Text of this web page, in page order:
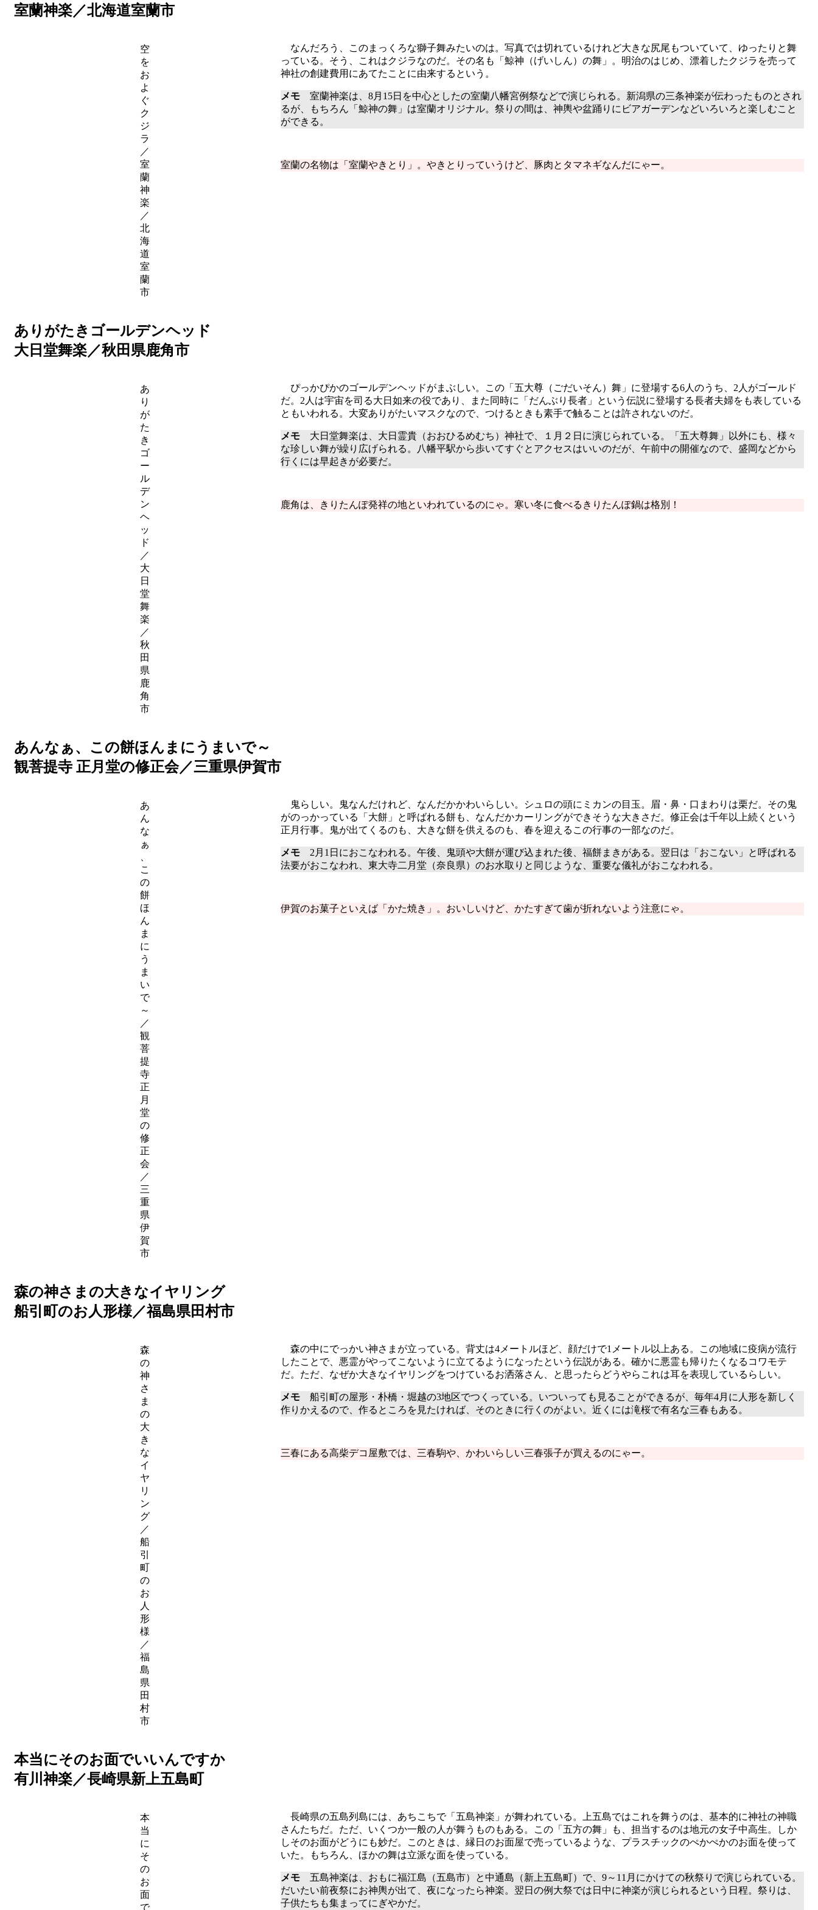
室蘭神楽／北海道室蘭市
空
を
お
よ
ぐ
ク
ジ
ラ
／
室
蘭
神
楽
／
北
海
道
室
蘭
市
なんだろう、このまっくろな獅子舞みたいのは。写真では切れているけれど大きな尻尾もついていて、ゆったりと舞
っている。そう、これはクジラなのだ。その名も「鯨神（げいしん）の舞」。明治のはじめ、漂着したクジラを売って
神社の創建費用にあてたことに由来するという。
メモ 室蘭神楽は、8月15日を中心としたの室蘭八幡宮例祭などで演じられる。新潟県の三条神楽が伝わったものとされ
るが、もちろん「鯨神の舞」は室蘭オリジナル。祭りの間は、神輿や盆踊りにビアガーデンなどいろいろと楽しむこと
ができる。
室蘭の名物は「室蘭やきとり」。やきとりっていうけど、豚肉とタマネギなんだにゃー。
ありがたきゴールデンヘッド
大日堂舞楽／秋田県鹿角市
あ
り
が
た
き
ゴ
ー
ル
デ
ン
ヘ
ッ
ド
／
大
日
堂
舞
楽
／
秋
田
県
鹿
角
市
ぴっかぴかのゴールデンヘッドがまぶしい。この「五大尊（ごだいそん）舞」に登場する6人のうち、2人がゴールド
だ。2人は宇宙を司る大日如来の役であり、また同時に「だんぶり長者」という伝説に登場する長者夫婦をも表している
ともいわれる。大変ありがたいマスクなので、つけるときも素手で触ることは許されないのだ。
メモ 大日堂舞楽は、大日霊貴（おおひるめむち）神社で、１月２日に演じられている。「五大尊舞」以外にも、様々
な珍しい舞が繰り広げられる。八幡平駅から歩いてすぐとアクセスはいいのだが、午前中の開催なので、盛岡などから
行くには早起きが必要だ。
鹿角は、きりたんぽ発祥の地といわれているのにゃ。寒い冬に食べるきりたんぽ鍋は格別！
あんなぁ、この餅ほんまにうまいで～
観菩提寺 正月堂の修正会／三重県伊賀市
あ
ん
な
ぁ
こ
の
餅
ほ
ん
ま
に
う
ま
い
で
～
／
観
菩
提
寺
正
月
堂
の
修
正
会
／
三
重
県
伊
賀
市
鬼らしい。鬼なんだけれど、なんだかかわいらしい。シュロの頭にミカンの目玉。眉・鼻・口まわりは栗だ。その鬼
がのっかっている「大餅」と呼ばれる餅も、なんだかカーリングができそうな大きさだ。修正会は千年以上続くという
正月行事。鬼が出てくるのも、大きな餅を供えるのも、春を迎えるこの行事の一部なのだ。
メモ 2月1日におこなわれる。午後、鬼頭や大餅が運び込まれた後、福餅まきがある。翌日は「おこない」と呼ばれる
法要がおこなわれ、東大寺二月堂（奈良県）のお水取りと同じような、重要な儀礼がおこなわれる。
伊賀のお菓子といえば「かた焼き」。おいしいけど、かたすぎて歯が折れないよう注意にゃ。
森の神さまの大きなイヤリング
船引町のお人形様／福島県田村市
森
の
神
さ
ま
の
大
き
な
イ
ヤ
リ
ン
グ
／
船
引
町
の
お
人
形
様
／
福
島
県
田
村
市
森の中にでっかい神さまが立っている。背丈は4メートルほど、顔だけで1メートル以上ある。この地域に疫病が流行
したことで、悪霊がやってこないように立てるようになったという伝説がある。確かに悪霊も帰りたくなるコワモテ
だ。ただ、なぜか大きなイヤリングをつけているお洒落さん、と思ったらどうやらこれは耳を表現しているらしい。
メモ 船引町の屋形・朴橋・堀越の3地区でつくっている。いついっても見ることができるが、毎年4月に人形を新しく
作りかえるので、作るところを見たければ、そのときに行くのがよい。近くには滝桜で有名な三春もある。
三春にある高柴デコ屋敷では、三春駒や、かわいらしい三春張子が買えるのにゃー。
本当にそのお面でいいんですか
有川神楽／長崎県新上五島町
本
当
に
そ
の
お
面
で
長崎県の五島列島には、あちこちで「五島神楽」が舞われている。上五島ではこれを舞うのは、基本的に神社の神職
さんたちだ。ただ、いくつか一般の人が舞うものもある。この「五方の舞」も、担当するのは地元の女子中高生。しか
しそのお面がどうにも妙だ。このときは、縁日のお面屋で売っているような、プラスチックのぺかぺかのお面を使って
いた。もちろん、ほかの舞は立派な面を使っている。
メモ 五島神楽は、おもに福江島（五島市）と中通島（新上五島町）で、9～11月にかけての秋祭りで演じられている。
だいたい前夜祭にお神輿が出て、夜になったら神楽。翌日の例大祭では日中に神楽が演じられるという日程。祭りは、
子供たちも集まってにぎやかだ。